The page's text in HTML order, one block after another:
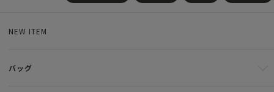
NEW ITEM
バッグ